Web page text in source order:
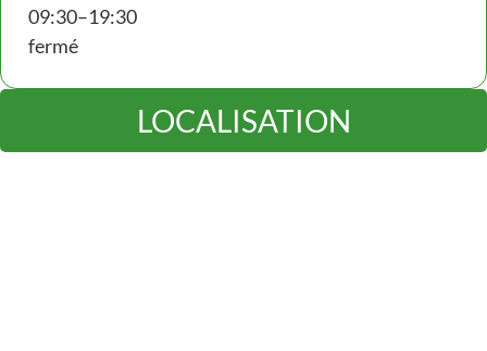
09:30–19:30
fermé
LOCALISATION